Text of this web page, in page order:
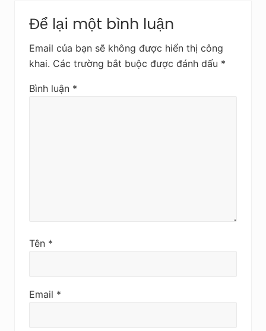
Reader
Interactions
Để lại một bình luận
Email của bạn sẽ không được hiển thị công
khai. Các trường bắt buộc được đánh dấu *
Bình luận *
Tên *
Email *